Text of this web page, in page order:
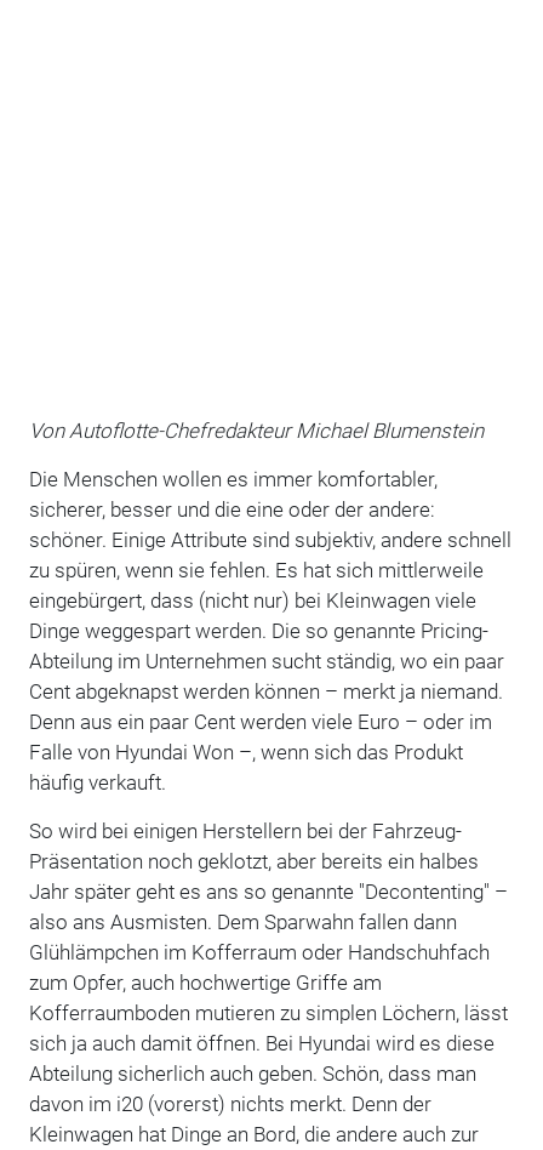
Von Autoflotte-Chefredakteur Michael Blumenstein
Die Menschen wollen es immer komfortabler,
sicherer, besser und die eine oder der andere:
schöner. Einige Attribute sind subjektiv, andere schnell
zu spüren, wenn sie fehlen. Es hat sich mittlerweile
eingebürgert, dass (nicht nur) bei Kleinwagen viele
Dinge weggespart werden. Die so genannte Pricing-
Abteilung im Unternehmen sucht ständig, wo ein paar
Cent abgeknapst werden können – merkt ja niemand.
Denn aus ein paar Cent werden viele Euro – oder im
Falle von Hyundai Won –, wenn sich das Produkt
häufig verkauft.
So wird bei einigen Herstellern bei der Fahrzeug-
Präsentation noch geklotzt, aber bereits ein halbes
Jahr später geht es ans so genannte "Decontenting" –
also ans Ausmisten. Dem Sparwahn fallen dann
Glühlämpchen im Kofferraum oder Handschuhfach
zum Opfer, auch hochwertige Griffe am
Kofferraumboden mutieren zu simplen Löchern, lässt
sich ja auch damit öffnen. Bei Hyundai wird es diese
Abteilung sicherlich auch geben. Schön, dass man
davon im i20 (vorerst) nichts merkt. Denn der
Kleinwagen hat Dinge an Bord, die andere auch zur